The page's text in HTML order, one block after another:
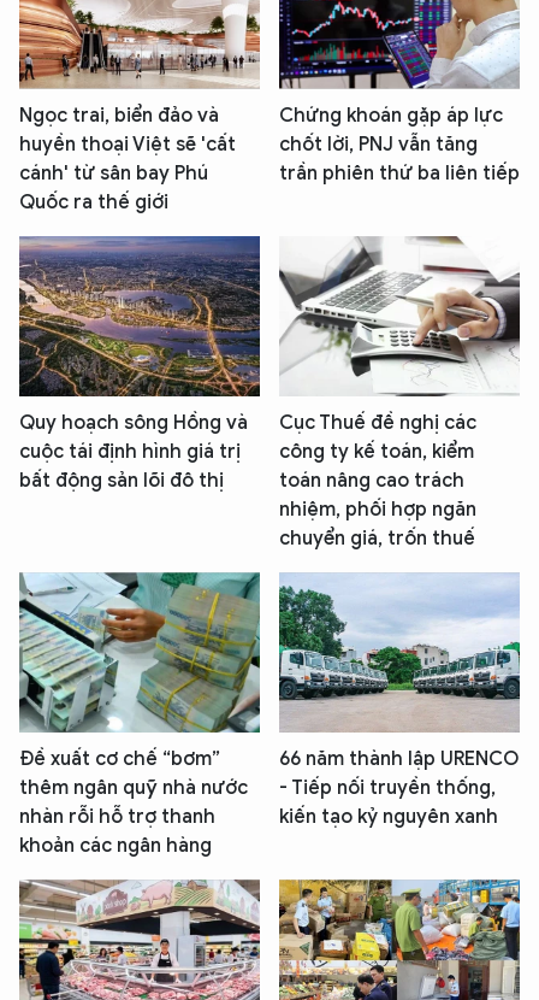
Ngọc trai, biển đảo và
huyền thoại Việt sẽ 'cất
cánh' từ sân bay Phú
Quốc ra thế giới
Chứng khoán gặp áp lực
chốt lời, PNJ vẫn tăng
trần phiên thứ ba liên tiếp
Quy hoạch sông Hồng và
cuộc tái định hình giá trị
bất động sản lõi đô thị
Cục Thuế đề nghị các
công ty kế toán, kiểm
toán nâng cao trách
nhiệm, phối hợp ngăn
chuyển giá, trốn thuế
Đề xuất cơ chế “bơm”
thêm ngân quỹ nhà nước
nhàn rỗi hỗ trợ thanh
khoản các ngân hàng
66 năm thành lập URENCO
- Tiếp nối truyền thống,
kiến tạo kỷ nguyên xanh